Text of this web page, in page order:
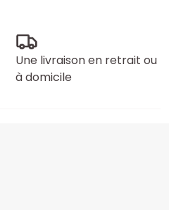
Une livraison en retrait ou
à domicile